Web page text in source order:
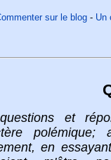
sur le blog - Un
et
en